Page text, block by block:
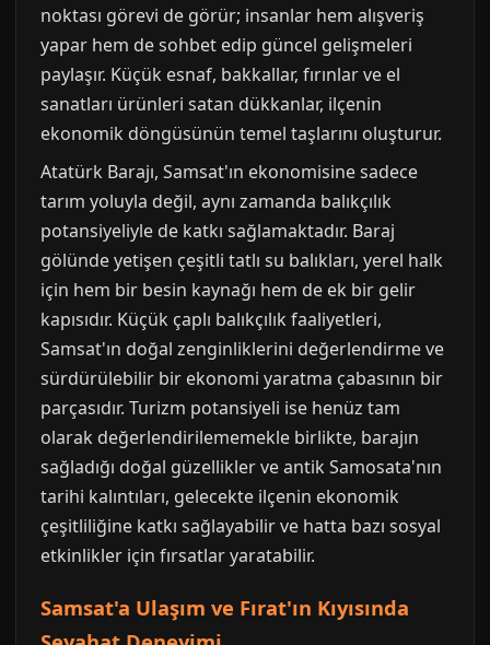
noktası görevi de görür; insanlar hem alışveriş
yapar hem de sohbet edip güncel gelişmeleri
paylaşır. Küçük esnaf, bakkallar, fırınlar ve el
sanatları ürünleri satan dükkanlar, ilçenin
ekonomik döngüsünün temel taşlarını oluşturur.
Atatürk Barajı, Samsat'ın ekonomisine sadece
tarım yoluyla değil, aynı zamanda balıkçılık
potansiyeliyle de katkı sağlamaktadır. Baraj
gölünde yetişen çeşitli tatlı su balıkları, yerel halk
için hem bir besin kaynağı hem de ek bir gelir
kapısıdır. Küçük çaplı balıkçılık faaliyetleri,
Samsat'ın doğal zenginliklerini değerlendirme ve
sürdürülebilir bir ekonomi yaratma çabasının bir
parçasıdır. Turizm potansiyeli ise henüz tam
olarak değerlendirilememekle birlikte, barajın
sağladığı doğal güzellikler ve antik Samosata'nın
tarihi kalıntıları, gelecekte ilçenin ekonomik
çeşitliliğine katkı sağlayabilir ve hatta bazı sosyal
etkinlikler için fırsatlar yaratabilir.
Samsat'a Ulaşım ve Fırat'ın Kıyısında